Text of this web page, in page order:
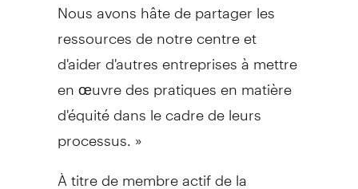
ressources de notre centre et
d'aider d'autres entreprises à mettre
en œuvre des pratiques en matière
d'équité dans le cadre de leurs
processus. »
À titre de membre actif de la